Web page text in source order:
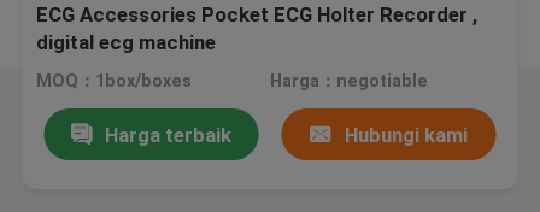
ECG Accessories Pocket ECG Holter Recorder ,
digital ecg machine
MOQ：1box/boxes Harga：negotiable
Harga terbaik Hubungi kami